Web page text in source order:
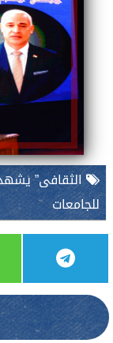
الثقافى” يشهد
للجامعات